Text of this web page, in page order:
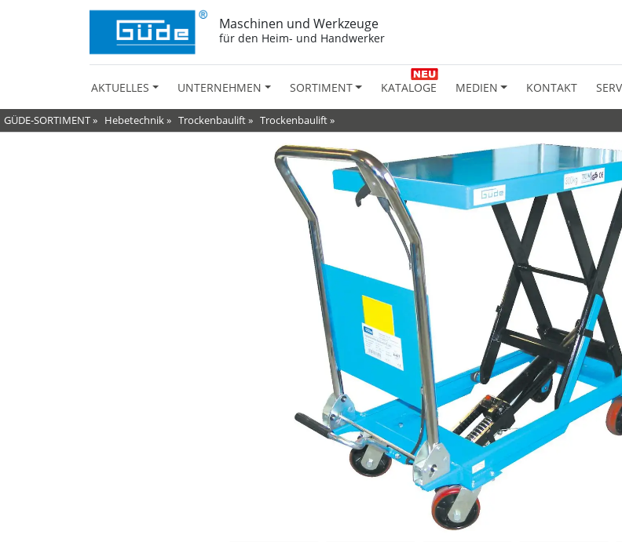
Maschinen und Werkzeuge
für den Heim- und Handwerker
AKTUELLES UNTERNEHMEN SORTIMENT KATALOGE MEDIEN KONTAKT
GÜDE-SORTIMENT» Hebetechnik» Trockenbaulift» Trockenbaulift»